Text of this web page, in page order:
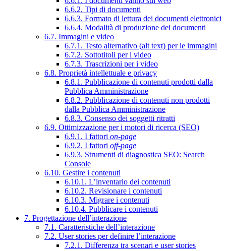
6.6.2. Tipi di documenti
6.6.3. Formato di lettura dei documenti elettronici
6.6.4. Modalità di produzione dei documenti
6.7. Immagini e video
6.7.1. Testo alternativo (alt text) per le immagini
6.7.2. Sottotitoli per i video
6.7.3. Trascrizioni per i video
6.8. Proprietà intellettuale e privacy
6.8.1. Pubblicazione di contenuti prodotti dalla
Pubblica Amministrazione
6.8.2. Pubblicazione di contenuti non prodotti
dalla Pubblica Amministrazione
6.8.3. Consenso dei soggetti ritratti
6.9. Ottimizzazione per i motori di ricerca (SEO)
6.9.1. I fattori on-page
6.9.2. I fattori off-page
6.9.3. Strumenti di diagnostica SEO: Search
Console
6.10. Gestire i contenuti
6.10.1. L’inventario dei contenuti
6.10.2. Revisionare i contenuti
6.10.3. Migrare i contenuti
6.10.4. Pubblicare i contenuti
7. Progettazione dell’interazione
7.1. Caratteristiche dell’interazione
7.2. User stories per definire l’interazione
7.2.1. Differenza tra scenari e user stories